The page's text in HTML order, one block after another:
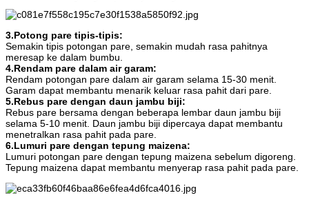
3.Potong pare tipis-tipis:
Semakin tipis potongan pare, semakin mudah rasa pahitnya
meresap ke dalam bumbu.
4.Rendam pare dalam air garam:
Rendam potongan pare dalam air garam selama 15-30 menit.
Garam dapat membantu menarik keluar rasa pahit dari pare.
5.Rebus pare dengan daun jambu biji:
Rebus pare bersama dengan beberapa lembar daun jambu biji
selama 5-10 menit. Daun jambu biji dipercaya dapat membantu
menetralkan rasa pahit pada pare.
6.Lumuri pare dengan tepung maizena:
Lumuri potongan pare dengan tepung maizena sebelum digoreng.
Tepung maizena dapat membantu menyerap rasa pahit pada pare.